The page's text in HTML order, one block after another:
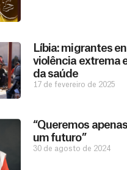
Líbia: migrantes
violência extrema
da saúde
17 de fevereiro de 2025
“Queremos
um futuro”
30 de agosto de 2024